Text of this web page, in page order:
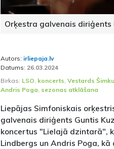
Orķestra galvenais diriģents
Autors: irliepaja.lv
Datums: 26.03.2024
Birkas: LSO, koncerts, Vestards
Andris Poga, sezonas atklāšana
Liepājas Simfoniskais
galvenais diriģents Guntis
koncertus "Lielajā dzintarā",
Lindbergs un Andris Poga,